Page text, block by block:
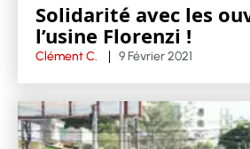
Solidarité avec les
l’usine Florenzi !
Clément C. 9 Février 2021